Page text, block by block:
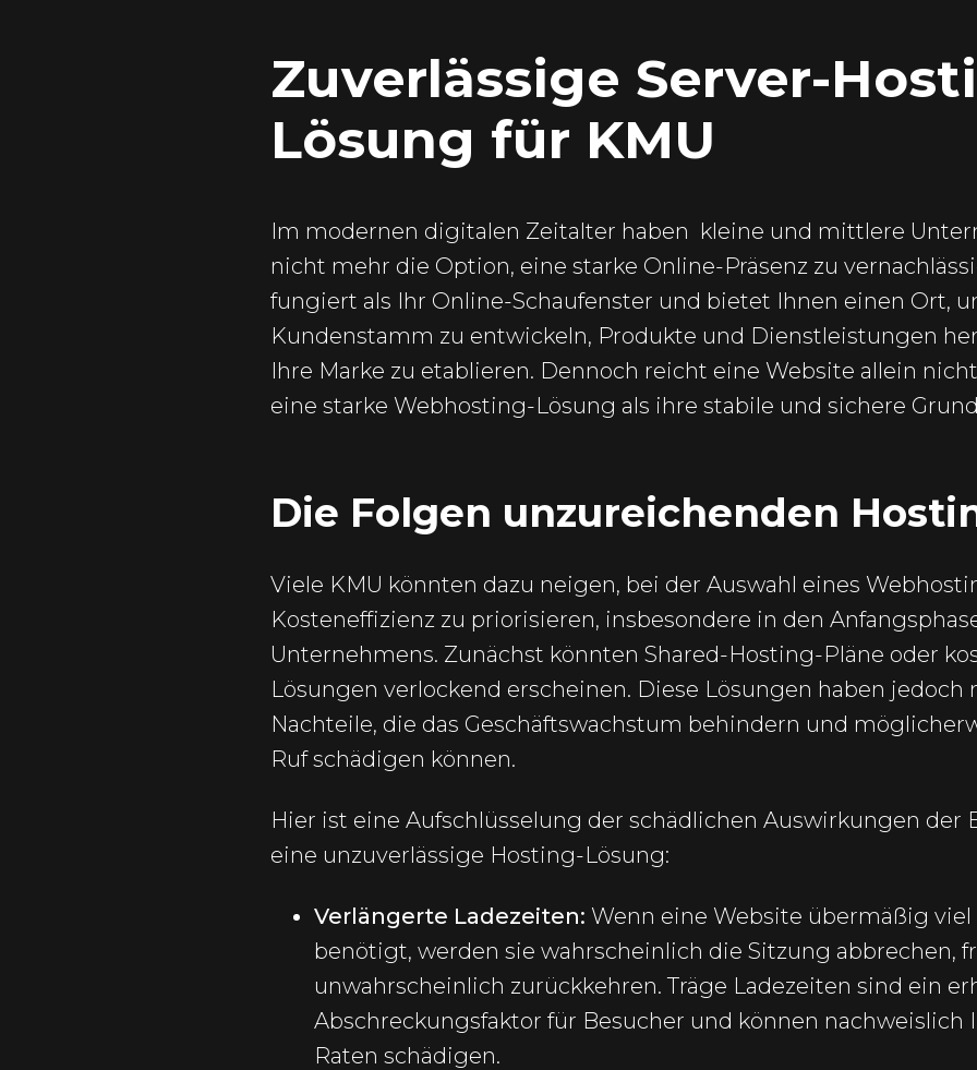
Zuverlässige Server-
Lösung für KMU
Im modernen digitalen Zeitalter haben kleine und mittlere
nicht mehr die Option, eine starke Online-Präsenz zu
fungiert als Ihr Online-Schaufenster und bietet Ihnen einen Ort,
Kundenstamm zu entwickeln, Produkte und Dienstleistungen
Ihre Marke zu etablieren. Dennoch reicht eine Website allein
eine starke Webhosting-Lösung als ihre stabile und sichere
Die Folgen unzureichenden
Viele KMU könnten dazu neigen, bei der Auswahl eines
Kosteneffizienz zu priorisieren, insbesondere in den
Unternehmens. Zunächst könnten Shared-Hosting-Pläne oder
Lösungen verlockend erscheinen. Diese Lösungen haben
Nachteile, die das Geschäftswachstum behindern und
Ruf schädigen können.
Hier ist eine Aufschlüsselung der schädlichen Auswirkungen der
eine unzuverlässige Hosting-Lösung:
Verlängerte Ladezeiten: Wenn eine Website übermäßig
benötigt, werden sie wahrscheinlich die Sitzung abbrechen,
unwahrscheinlich zurückkehren. Träge Ladezeiten sind ein
Abschreckungsfaktor für Besucher und können nachweislich
Raten schädigen.